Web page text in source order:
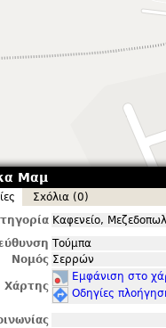
Μαμ
Σxόλια (0)
Καφενείο,
Τούμπα
Νομός Σερρών
Χάρτης
Εμφάνιση στο
Οδηγίες